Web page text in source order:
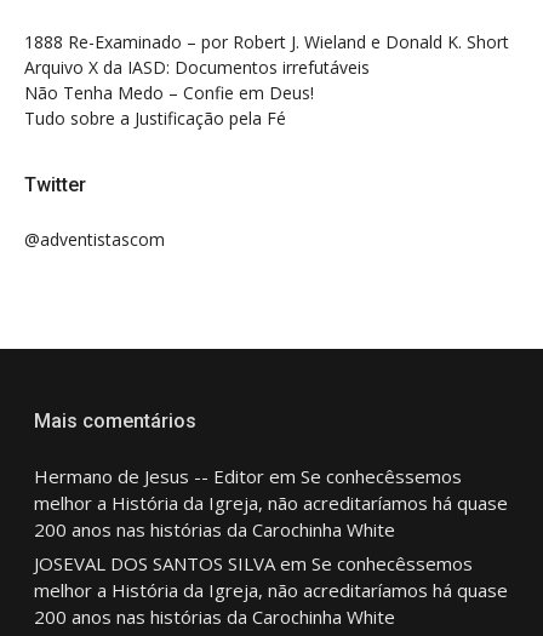
1888 Re-Examinado – por Robert J. Wieland e Donald K. Short
Arquivo X da IASD: Documentos irrefutáveis
Não Tenha Medo – Confie em Deus!
Tudo sobre a Justificação pela Fé
Twitter
@adventistascom
Mais comentários
Hermano de Jesus -- Editorem Se conhecêssemos
melhor a História da Igreja, não acreditaríamos há quase
200 anos nas histórias da Carochinha White
JOSEVAL DOS SANTOS SILVAem Se conhecêssemos
melhor a História da Igreja, não acreditaríamos há quase
200 anos nas histórias da Carochinha White